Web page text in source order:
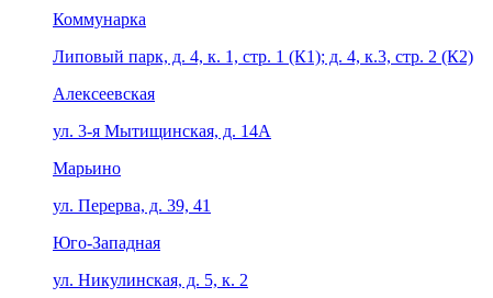
Коммунарка
Липовый парк, д. 4, к. 1, стр. 1 (К1); д. 4, к.3, стр. 2 (К2)
Алексеевская
ул. 3-я Мытищинская, д. 14А
Марьино
ул. Перерва, д. 39, 41
Юго-Западная
ул. Никулинская, д. 5, к. 2